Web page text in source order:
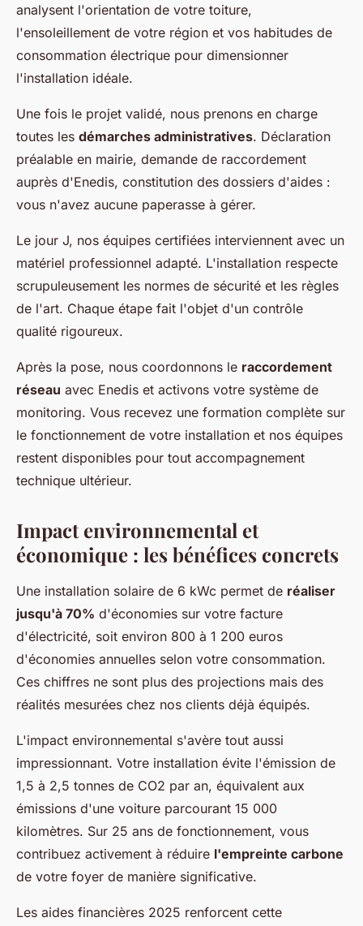
analysent l'orientation de votre toiture,
l'ensoleillement de votre région et vos habitudes de
consommation électrique pour dimensionner
l'installation idéale.
Une fois le projet validé, nous prenons en charge
toutes les démarches administratives. Déclaration
préalable en mairie, demande de raccordement
auprès d'Enedis, constitution des dossiers d'aides :
vous n'avez aucune paperasse à gérer.
Le jour J, nos équipes certifiées interviennent avec un
matériel professionnel adapté. L'installation respecte
scrupuleusement les normes de sécurité et les règles
de l'art. Chaque étape fait l'objet d'un contrôle
qualité rigoureux.
Après la pose, nous coordonnons le raccordement
réseau avec Enedis et activons votre système de
monitoring. Vous recevez une formation complète sur
le fonctionnement de votre installation et nos équipes
restent disponibles pour tout accompagnement
technique ultérieur.
Impact environnemental et
économique : les bénéfices concrets
Une installation solaire de 6 kWc permet de réaliser
jusqu'à 70% d'économies sur votre facture
d'électricité, soit environ 800 à 1 200 euros
d'économies annuelles selon votre consommation.
Ces chiffres ne sont plus des projections mais des
réalités mesurées chez nos clients déjà équipés.
L'impact environnemental s'avère tout aussi
impressionnant. Votre installation évite l'émission de
1,5 à 2,5 tonnes de CO2 par an, équivalent aux
émissions d'une voiture parcourant 15 000
kilomètres. Sur 25 ans de fonctionnement, vous
contribuez activement à réduire l'empreinte carbone
de votre foyer de manière significative.
Les aides financières 2025 renforcent cette